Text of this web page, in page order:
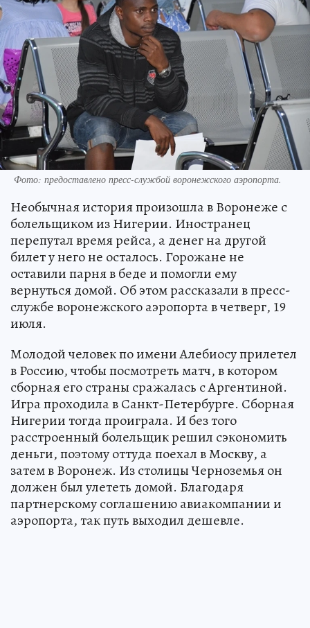
Фото: предоставлено пресс-службой воронежского аэропорта.
Необычная история произошла в Воронеже с
болельщиком из Нигерии. Иностранец
перепутал время рейса, а денег на другой
билет у него не осталось. Горожане не
оставили парня в беде и помогли ему
вернуться домой. Об этом рассказали в пресс-
службе воронежского аэропорта в четверг, 19
июля.
Молодой человек по имени Алебиосу прилетел
в Россию, чтобы посмотреть матч, в котором
сборная его страны сражалась с Аргентиной.
Игра проходила в Санкт-Петербурге. Сборная
Нигерии тогда проиграла. И без того
расстроенный болельщик решил сэкономить
деньги, поэтому оттуда поехал в Москву, а
затем в Воронеж. Из столицы Черноземья он
должен был улететь домой. Благодаря
партнерскому соглашению авиакомпании и
аэропорта, так путь выходил дешевле.